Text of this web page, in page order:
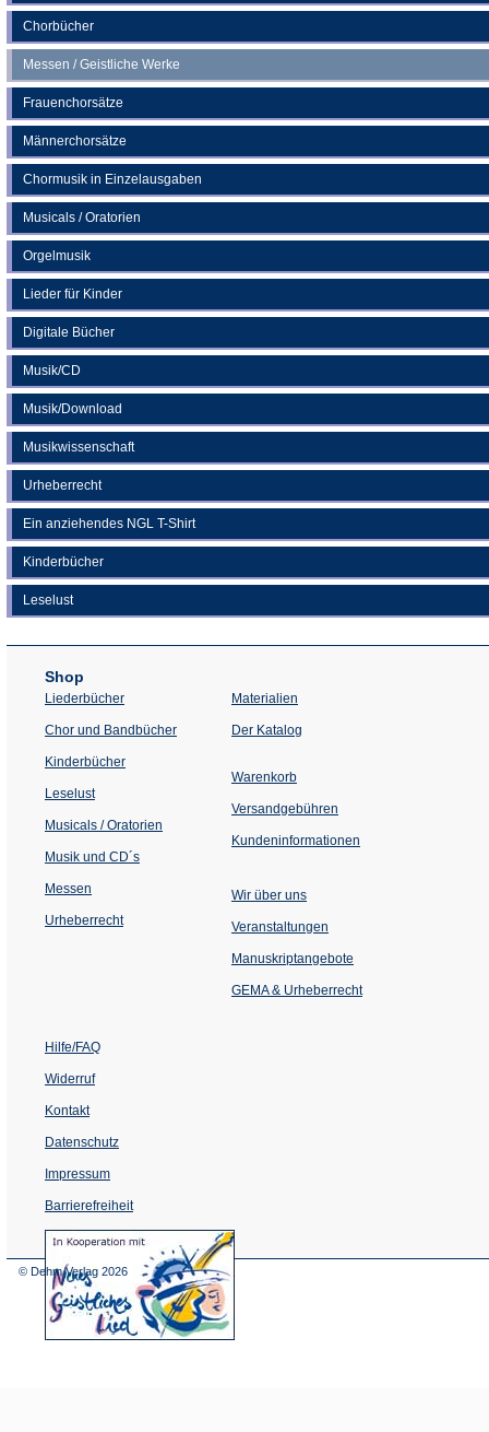
Chorbücher
Messen / Geistliche Werke
Frauenchorsätze
Männerchorsätze
Chormusik in Einzelausgaben
Musicals / Oratorien
Orgelmusik
Lieder für Kinder
Digitale Bücher
Musik/CD
Musik/Download
Musikwissenschaft
Urheberrecht
Ein anziehendes NGL T-Shirt
Kinderbücher
Leselust
Shop
Liederbücher
Chor und Bandbücher
Kinderbücher
Leselust
Musicals / Oratorien
Musik und CD´s
Messen
Urheberrecht
Materialien
Der Katalog
Warenkorb
Versandgebühren
Kundeninformationen
Wir über uns
Veranstaltungen
einem
Tab)
Manuskriptangebote
GEMA & Urheberrecht
Hilfe/FAQ
Widerruf
Kontakt
Datenschutz
Impressum
Barrierefreiheit
(Öffnet
in
© Dehm Verlag 2026